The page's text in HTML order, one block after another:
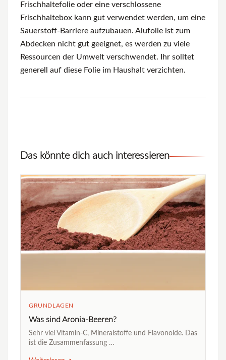
Frischhaltefolie oder eine verschlossene
Frischhaltebox kann gut verwendet werden, um eine
Sauerstoff-Barriere aufzubauen. Alufolie ist zum
Abdecken nicht gut geeignet, es werden zu viele
Ressourcen der Umwelt verschwendet. Ihr solltet
generell auf diese Folie im Haushalt verzichten.
Das könnte dich auch interessieren
GRUNDLAGEN
Was sind Aronia-Beeren?
Sehr viel Vitamin-C, Mineralstoffe und Flavonoide. Das
ist die Zusammenfassung …